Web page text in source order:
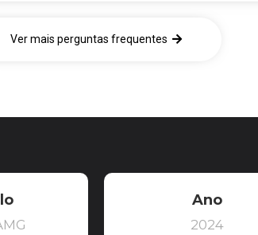
Ver mais perguntas frequentes
Ano
2024